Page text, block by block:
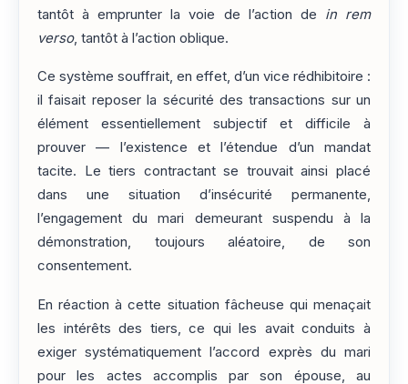
tantôt à emprunter la voie de l’action de in rem
verso, tantôt à l’action oblique.
Ce système souffrait, en effet, d’un vice rédhibitoire :
il faisait reposer la sécurité des transactions sur un
élément essentiellement subjectif et difficile à
prouver — l’existence et l’étendue d’un mandat
tacite. Le tiers contractant se trouvait ainsi placé
dans une situation d’insécurité permanente,
l’engagement du mari demeurant suspendu à la
démonstration, toujours aléatoire, de son
consentement.
En réaction à cette situation fâcheuse qui menaçait
les intérêts des tiers, ce qui les avait conduits à
exiger systématiquement l’accord exprès du mari
pour les actes accomplis par son épouse, au